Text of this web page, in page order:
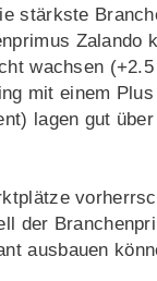
stärkste
Zalando
wachsen
mit einem
lagen gut
der
ausbauen